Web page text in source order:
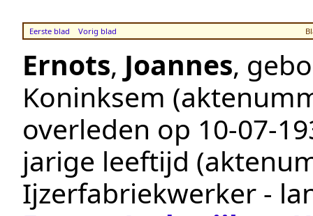
Eerste blad Vorig blad
Ernots, Joannes,
Koninksem
overleden op
jarige leeftijd
Ijzerfabriekwerker -